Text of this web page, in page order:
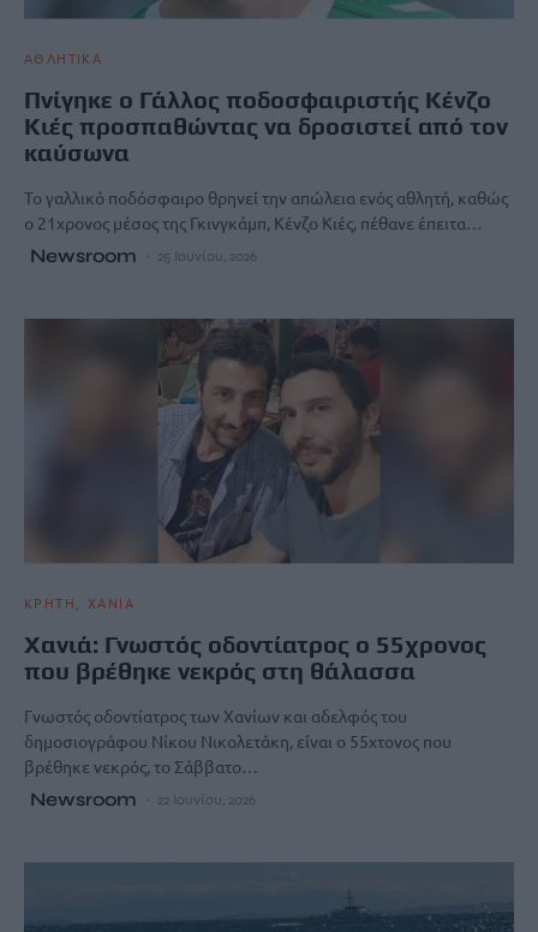
ΑΘΛΗΤΙΚΑ
Πνίγηκε ο Γάλλος ποδοσφαιριστής Κένζο
Κιές προσπαθώντας να δροσιστεί από τον
καύσωνα
Το γαλλικό ποδόσφαιρο θρηνεί την απώλεια ενός αθλητή, καθώς
ο 21χρονος μέσος της Γκινγκάμπ, Κένζο Κιές, πέθανε έπειτα…
Newsroom 25 Ιουνίου, 2026
ΚΡΗΤΗ ΧΑΝΙΑ
Χανιά: Γνωστός οδοντίατρος ο 55χρονος
που βρέθηκε νεκρός στη θάλασσα
Γνωστός οδοντίατρος των Χανίων και αδελφός του
δημοσιογράφου Νίκου Νικολετάκη, είναι ο 55χτονος που
βρέθηκε νεκρός, το Σάββατο…
Newsroom 22 Ιουνίου, 2026